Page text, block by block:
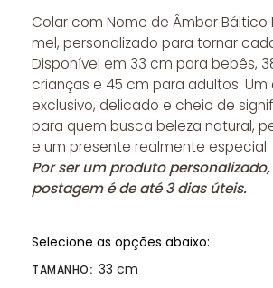
Colar com Nome de Âmbar Báltico
mel, personalizado para tornar
Disponível em 33 cm para bebês,
crianças e 45 cm para adultos. Um
exclusivo, delicado e cheio de
para quem busca beleza natural,
e um presente realmente especial.
Por ser um produto
postagem é de até 3 dias úteis.
Selecione as opções abaixo:
TAMANHO: 33 cm